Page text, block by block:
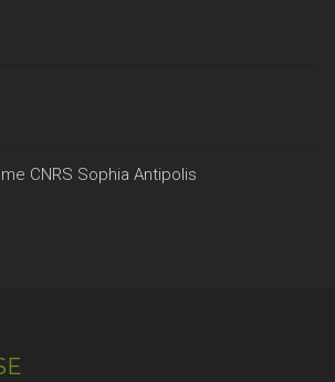
CNRS Sophia Antipolis